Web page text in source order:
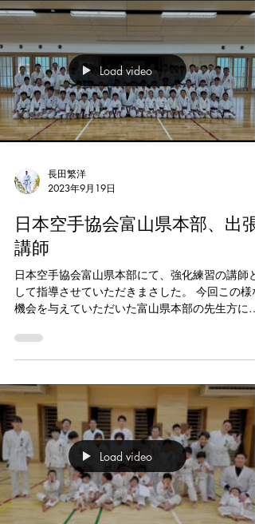
Load video
長田繁洋
2023年9月19日
日本空手協会富山県本部、出張
講師
日本空手協会富山県本部にて、強化練習の講師と
して指導させていただきまさした。 今回この様な
機会を与えていただいた富山県本部の先生方には
た、楽しくもちょっぴり辛い身体の使い方をテー
マにトレーニングから組手の稽古を行いました
Load video